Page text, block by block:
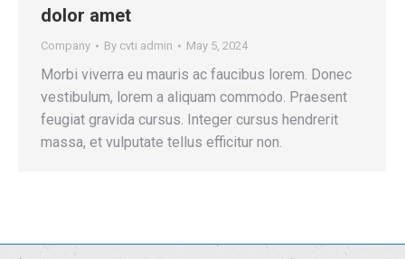
dolor amet
Company By cvti admin May 5, 2024
Morbi viverra eu mauris ac faucibus lorem. Donec
vestibulum, lorem a aliquam commodo. Praesent
feugiat gravida cursus. Integer cursus hendrerit
massa, et vulputate tellus efficitur non.